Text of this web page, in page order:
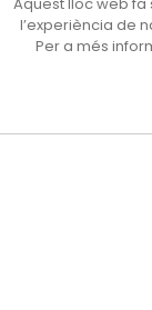
C. de
Horari
l’experiència de
Per a més